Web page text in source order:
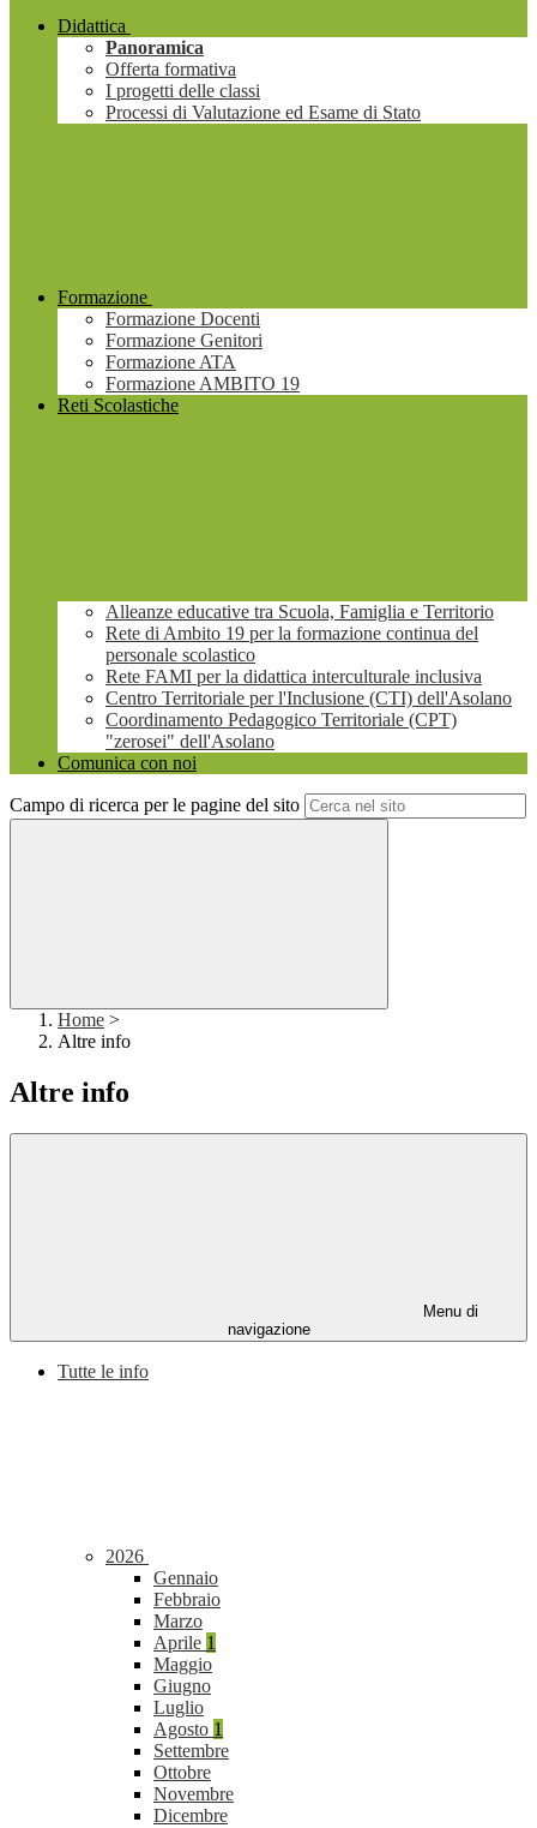
Didattica
Panoramica
Offerta formativa
I progetti delle classi
Processi di Valutazione ed Esame di Stato
Formazione
Formazione Docenti
Formazione Genitori
Formazione ATA
Formazione AMBITO 19
Reti Scolastiche
Alleanze educative tra Scuola, Famiglia e Territorio
Rete di Ambito 19 per la formazione continua del
personale scolastico
Rete FAMI per la didattica interculturale inclusiva
Centro Territoriale per l'Inclusione (CTI) dell'Asolano
Coordinamento Pedagogico Territoriale (CPT)
"zerosei" dell'Asolano
Comunica con noi
Campo di ricerca per le pagine del sito
Home >
Altre info
Altre info
Menu di
navigazione
Tutte le info
2026
Gennaio
Febbraio
Marzo
Aprile 1
Maggio
Giugno
Luglio
Agosto 1
Settembre
Ottobre
Novembre
Dicembre